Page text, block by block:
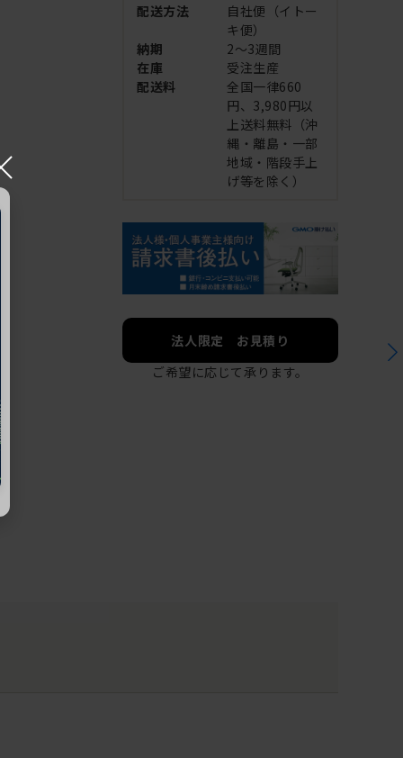
配送方法
自社便（イトー
キ便）
納期
2～3週間
在庫
受注生産
配送料
全国一律660
円、3,980円以
上送料無料（沖
縄・離島・一部
地域・階段手上
げ等を除く）
法人限定 お見積り
ご希望に応じて承ります。